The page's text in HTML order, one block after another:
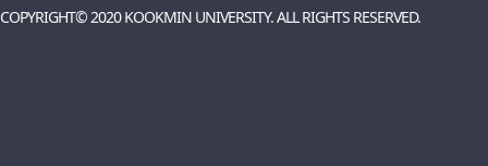
COPYRIGHT© 2020 KOOKMIN UNIVERSITY. ALL RIGHTS RESERVED.